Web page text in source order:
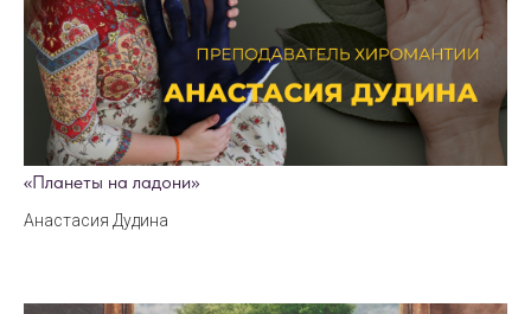
«Планеты на ладони»
Анастасия Дудина